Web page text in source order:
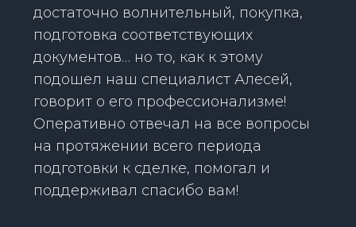
достаточно волнительный, покупка,
подготовка соответствующих
документов… но то, как к этому
подошел наш специалист Алесей,
говорит о его профессионализме!
Оперативно отвечал на все вопросы
на протяжении всего периода
подготовки к сделке, помогал и
поддерживал спасибо вам!